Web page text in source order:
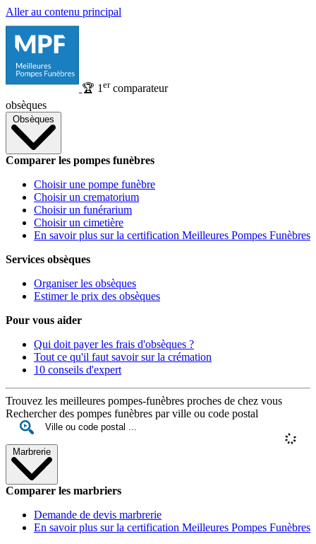
Aller au contenu principal
🏆 1 ercomparateur
obsèques
Obsèques
Comparer les pompes funèbres
Choisir une pompe funèbre
Choisir un crematorium
Choisir un funérarium
Choisir un cimetière
En savoir plus sur la certification Meilleures Pompes Funèbres
Services obsèques
Organiser les obsèques
Estimer le prix des obsèques
Pour vous aider
Qui doit payer les frais d'obsèques ?
Tout ce qu'il faut savoir sur la crémation
10 conseils d'expert
Trouvez les meilleures pompes-funèbres proches de chez vous
Rechercher des pompes funèbres par ville ou code postal
Marbrerie
Comparer les marbriers
Demande de devis marbrerie
En savoir plus sur la certification Meilleures Pompes Funèbres